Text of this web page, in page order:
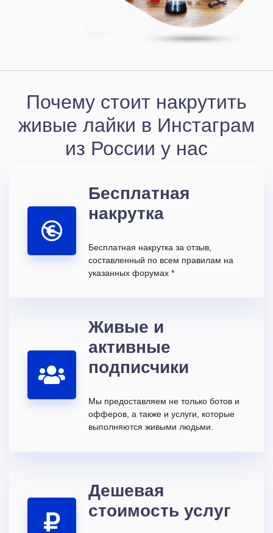
Почему стоит накрутить
живые лайки в Инстаграм
из России у нас
Бесплатная
накрутка
Бесплатная накрутка за отзыв,
составленный по всем правилам на
указанных форумах *
Живые и
активные
подписчики
Мы предоставляем не только ботов и
офферов, а также и услуги, которые
выполняются живыми людьми.
Дешевая
стоимость услуг